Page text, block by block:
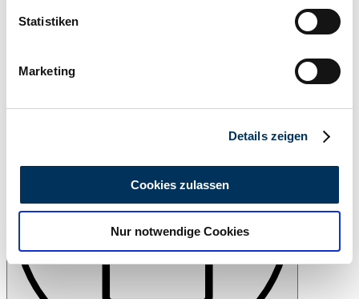
können
bestimmten Merkmalen (Fingerprinting) identifizieren
Erfahren Sie mehr darüber, wie Ihre persönlichen Daten
analysieren. Außerdem geben wir Informationen zu Ihrer
Verwendung unserer Website an unsere Partner für
soziale Medien, Werbung und Analysen weiter. Unsere
Partner führen diese Informationen möglicherweise mit
weiteren Daten zusammen, die Sie ihnen bereitgestellt
Statistiken
Marketing
Details zeigen
Cookies zulassen
Nur notwendige Cookies